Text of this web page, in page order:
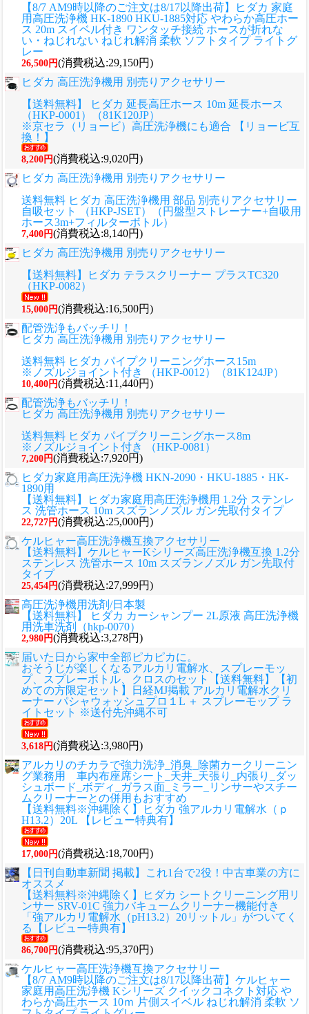
【8/7 AM9時以降のご注文は8/17以降出荷】ヒダカ 家庭
用高圧洗浄機 HK-1890 HKU-1885対応 やわらか高圧ホー
ス 20m スイベル付き ワンタッチ接続 ホースが折れな
い・ねじれない ねじれ解消 柔軟 ソフトタイプ ライトグ
レー
26,500円(消費税込:29,150円)
ヒダカ 高圧洗浄機用 別売りアクセサリー
【送料無料】 ヒダカ 延長高圧ホース 10m 延長ホース
（HKP-0001）（81K120JP）
※京セラ（リョービ）高圧洗浄機にも適合 【リョービ互
換！】
8,200円(消費税込:9,020円)
ヒダカ 高圧洗浄機用 別売りアクセサリー
送料無料 ヒダカ 高圧洗浄機用 部品 別売りアクセサリー
自吸セット （HKP-JSET）（円盤型ストレーナー+自吸用
ホース3m+フィルターボトル）
7,400円(消費税込:8,140円)
ヒダカ 高圧洗浄機用 別売りアクセサリー
【送料無料】ヒダカ テラスクリーナー プラスTC320
（HKP-0082）
15,000円(消費税込:16,500円)
配管洗浄もバッチリ！
ヒダカ 高圧洗浄機用 別売りアクセサリー
送料無料 ヒダカ パイプクリーニングホース15m
※ノズルジョイント付き （HKP-0012）（81K124JP）
10,400円(消費税込:11,440円)
配管洗浄もバッチリ！
ヒダカ 高圧洗浄機用 別売りアクセサリー
送料無料 ヒダカ パイプクリーニングホース8m
※ノズルジョイント付き （HKP-0081）
7,200円(消費税込:7,920円)
ヒダカ家庭用高圧洗浄機 HKN-2090・HKU-1885・HK-
1890用
【送料無料】ヒダカ家庭用高圧洗浄機用 1.2分 ステンレ
ス 洗管ホース 10m スズランノズル ガン先取付タイプ
22,727円(消費税込:25,000円)
ケルヒャー高圧洗浄機互換アクセサリー
【送料無料】ケルヒャーKシリーズ高圧洗浄機互換 1.2分
ステンレス 洗管ホース 10m スズランノズル ガン先取付
タイプ
25,454円(消費税込:27,999円)
高圧洗浄機用洗剤/日本製
【送料無料】 ヒダカ カーシャンプー 2L原液 高圧洗浄機
用洗車洗剤（hkp-0070）
2,980円(消費税込:3,278円)
届いた日から家中全部ピカピカに。
おそうじが楽しくなるアルカリ電解水、スプレーモッ
プ、スプレーボトル、クロスのセット
【送料無料】【初
めての方限定セット】日経MJ掲載 アルカリ電解水クリ
ーナー パシャウォッシュプロ１L ＋ スプレーモップ ラ
イトセット ※送付先沖縄不可
3,618円(消費税込:3,980円)
アルカリのチカラで強力洗浄_消臭_除菌カークリーニン
グ業務用 車内布座席シート_天井_天張り_内張り_ダッ
シュボード_ボディ_ガラス面_ミラー_リンサーやスチー
ムクリーナーとの併用もおすすめ
【送料無料※沖縄除く】ヒダカ 強アルカリ電解水（ｐ
H13.2）20L 【レビュー特典有】
17,000円(消費税込:18,700円)
【日刊自動車新聞 掲載】これ1台で2役！中古車業の方に
オススメ
【送料無料※沖縄除く】ヒダカ シートクリーニング用リ
ンサー SRV-01C 強力バキュームクリーナー機能付き
「強アルカリ電解水（pH13.2）20リットル」がついてく
る【レビュー特典有】
86,700円(消費税込:95,370円)
ケルヒャー高圧洗浄機互換アクセサリー
【8/7 AM9時以降のご注文は8/17以降出荷】ケルヒャー
家庭用高圧洗浄機 Kシリーズ クイックコネクト対応 や
わらか高圧ホース 10ｍ 片側スイベル ねじれ解消 柔軟 ソ